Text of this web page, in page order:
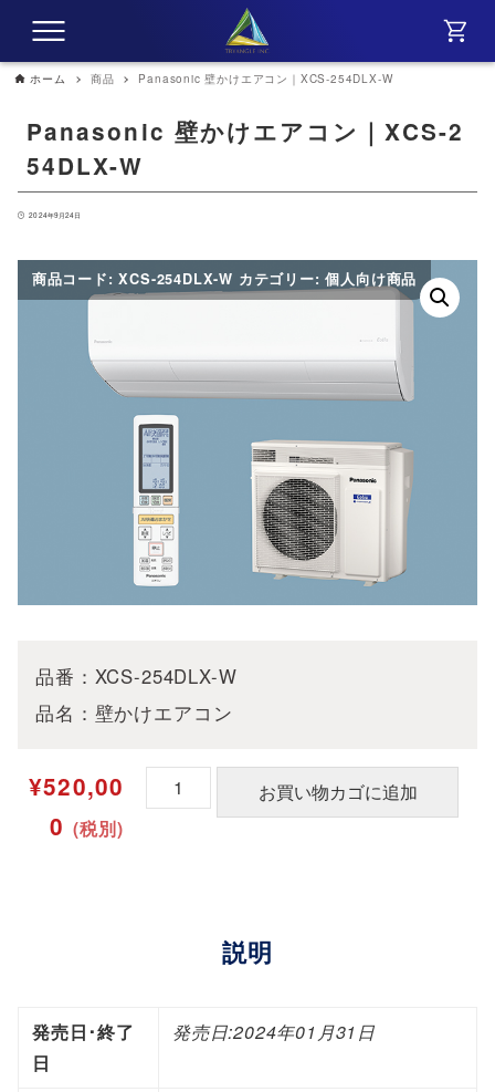
ホーム 商品 Panasonic 壁かけエアコン｜XCS-254DLX-W
Panasonic 壁かけエアコン｜XCS-2
54DLX-W
2024年9月24日
¥520,00
0 (税別)
品番：XCS-254DLX-W
品名：壁かけエアコン
a
お買い物カゴに追加
商品コード:XCS-254DLX-W カテゴリー:個人向け商品
説明
発売日･終了
日
発売日:2024年01月31日